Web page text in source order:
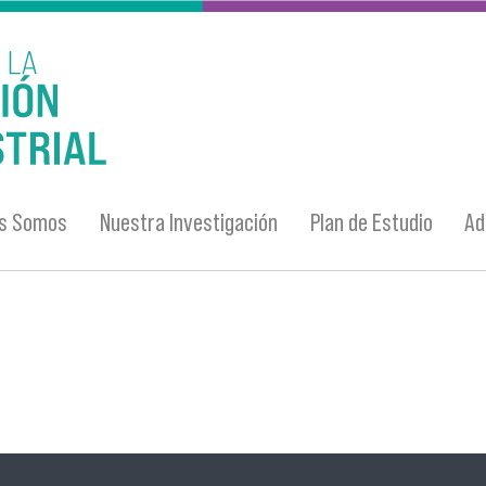
Somos Nuestra Investigación Plan de Estudio